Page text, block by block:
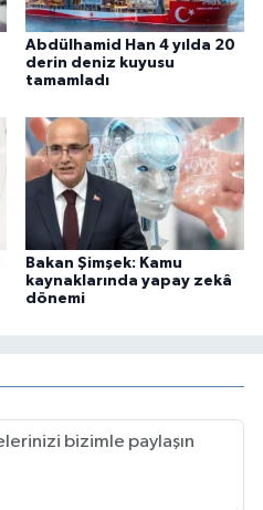
Abdülhamid Han 4 yılda 20
derin deniz kuyusu
tamamladı
Bakan Şimşek: Kamu
kaynaklarında yapay zekâ
dönemi